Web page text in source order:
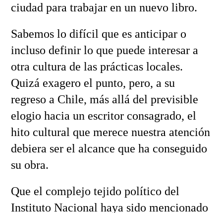
ciudad para trabajar en un nuevo libro.
Sabemos lo difícil que es anticipar o
incluso definir lo que puede interesar a
otra cultura de las prácticas locales.
Quizá exagero el punto, pero, a su
regreso a Chile, más allá del previsible
elogio hacia un escritor consagrado, el
hito cultural que merece nuestra atención
debiera ser el alcance que ha conseguido
su obra.
Que el complejo tejido político del
Instituto Nacional haya sido mencionado